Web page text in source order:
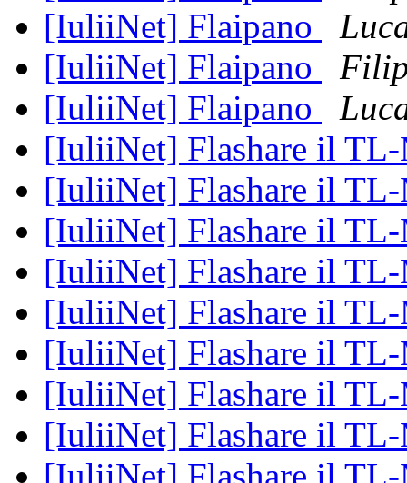
[IuliiNet] Flaipano
[IuliiNet] Flaipano
[IuliiNet] Flaipano
[IuliiNet] Flashare il
[IuliiNet] Flashare il
[IuliiNet] Flashare il
[IuliiNet] Flashare il
[IuliiNet] Flashare il
[IuliiNet] Flashare il
[IuliiNet] Flashare il
[IuliiNet] Flashare il